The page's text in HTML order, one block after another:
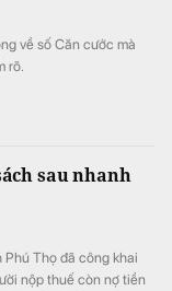
về số Căn cước mà
rõ.
sau nhanh
Thọ đã công khai
nộp thuế còn nợ tiền